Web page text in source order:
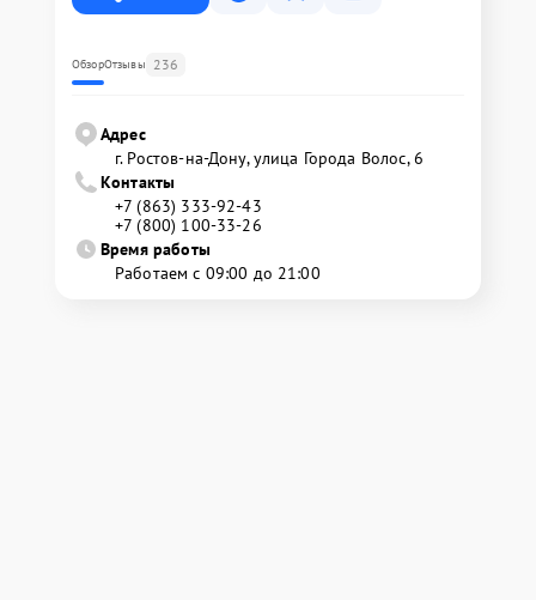
ОбзорОтзывы 236
Адрес
г. Ростов-на-Дону, улица Города Волос, 6
Контакты
+7 (863) 333-92-43
+7 (800) 100-33-26
Время работы
Работаем с 09:00 до 21:00